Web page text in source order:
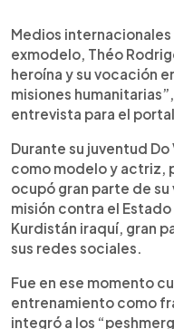
Medios
exmodelo, Théo
heroína y su vocación
misiones
entrevista para el
Durante su juventud
como modelo y actriz,
ocupó gran parte de
misión contra el
Kurdistán iraquí, gran
sus redes sociales.
Fue en ese momento
entrenamiento como
integró a los